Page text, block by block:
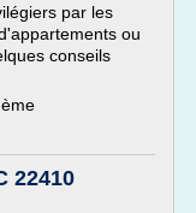
par les
ou
conseils
22410